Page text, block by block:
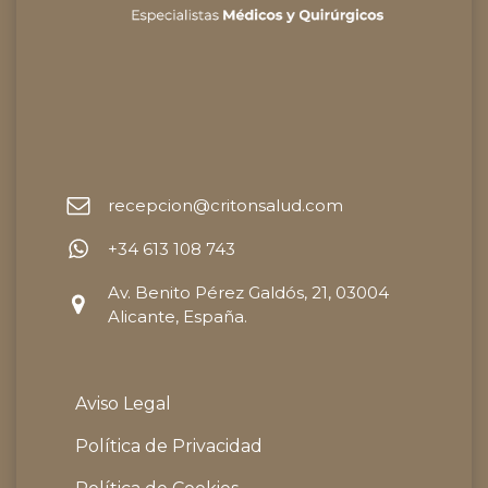
recepcion@critonsalud.com
+34 613 108 743
Av. Benito Pérez Galdós, 21, 03004
Alicante, España.
Aviso Legal
Política de Privacidad